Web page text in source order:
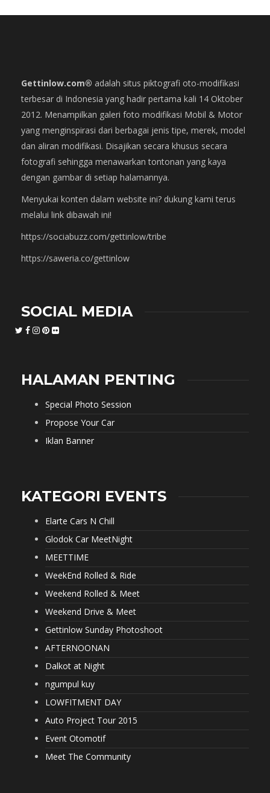
Gettinlow.com® adalah situs piktografi oto-modifikasi
terbesar di Indonesia yang hadir pertama kali 14 Oktober
2012. Menampilkan galeri foto modifikasi Mobil & Motor
yang menginspirasi dari berbagai jenis tipe, merek, model
dan aliran modifikasi. Disajikan secara khusus secara
fotografi sehingga menawarkan tontonan yang kaya
dengan gambar di setiap halamannya.
Menyukai konten dalam website ini? dukung kami terus
melalui link dibawah ini!
https://sociabuzz.com/gettinlow/tribe
https://saweria.co/gettinlow
SOCIAL MEDIA
HALAMAN PENTING
Special Photo Session
Propose Your Car
Iklan Banner
KATEGORI EVENTS
Elarte Cars N Chill
Glodok Car MeetNight
MEETTIME
WeekEnd Rolled & Ride
Weekend Rolled & Meet
Weekend Drive & Meet
Gettinlow Sunday Photoshoot
AFTERNOONAN
Dalkot at Night
ngumpul kuy
LOWFITMENT DAY
Auto Project Tour 2015
Event Otomotif
Meet The Community